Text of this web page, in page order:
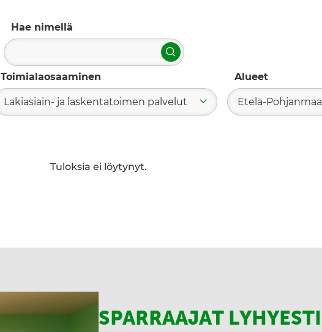
Hae nimellä
Hae
Toimialaosaaminen
Lakiasiain- ja laskentatoimen palvelut
Alueet
Etelä-Pohjanmaa
Tuloksia ei löytynyt.
SPARRAAJAT LYHYESTI